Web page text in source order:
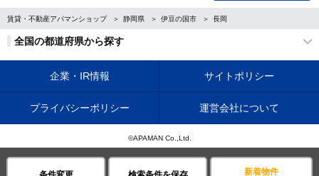
新着物件
賃貸・不動産アパマンショップ 静岡県 伊豆の国市 長岡
全国の都道府県から探す
企業・IR情報 サイトポリシー
プライバシーポリシー 運営会社について
©APAMAN Co.,Ltd.